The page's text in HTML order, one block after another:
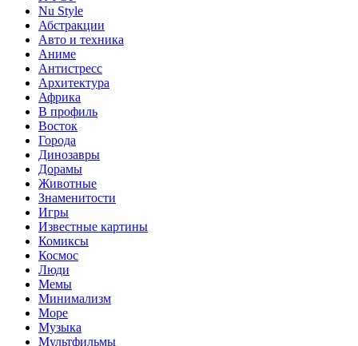
Nu Style
Абстракции
Авто и техника
Аниме
Антистресс
Архитектура
Африка
В профиль
Восток
Города
Динозавры
Дорамы
Животные
Знаменитости
Игры
Известные картины
Комиксы
Космос
Люди
Мемы
Минимализм
Море
Музыка
Мультфильмы